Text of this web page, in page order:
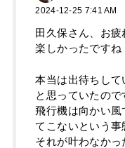
2024-12-25 7:41 AM
田久保さん、お疲
楽しかったですね
本当は出待ちして
と思っていたので
飛行機は向かい風
てこないという事
それが叶わなかっ